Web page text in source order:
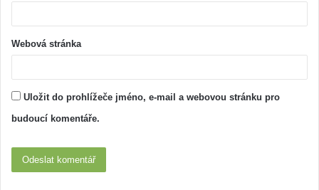
Webová stránka
Uložit do prohlížeče jméno, e-mail a webovou stránku pro
budoucí komentáře.